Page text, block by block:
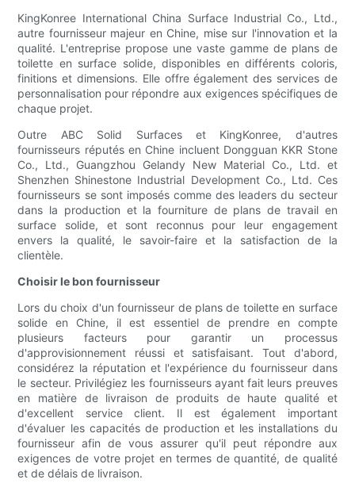
KingKonree International China Surface Industrial Co., Ltd.,
autre fournisseur majeur en Chine, mise sur l'innovation et la
qualité. L'entreprise propose une vaste gamme de plans de
toilette en surface solide, disponibles en différents coloris,
finitions et dimensions. Elle offre également des services de
personnalisation pour répondre aux exigences spécifiques de
chaque projet.
Outre ABC Solid Surfaces et KingKonree, d'autres
fournisseurs réputés en Chine incluent Dongguan KKR Stone
Co., Ltd., Guangzhou Gelandy New Material Co., Ltd. et
Shenzhen Shinestone Industrial Development Co., Ltd. Ces
fournisseurs se sont imposés comme des leaders du secteur
dans la production et la fourniture de plans de travail en
surface solide, et sont reconnus pour leur engagement
envers la qualité, le savoir-faire et la satisfaction de la
clientèle.
Choisir le bon fournisseur
Lors du choix d'un fournisseur de plans de toilette en surface
solide en Chine, il est essentiel de prendre en compte
plusieurs facteurs pour garantir un processus
d'approvisionnement réussi et satisfaisant. Tout d'abord,
considérez la réputation et l'expérience du fournisseur dans
le secteur. Privilégiez les fournisseurs ayant fait leurs preuves
en matière de livraison de produits de haute qualité et
d'excellent service client. Il est également important
d'évaluer les capacités de production et les installations du
fournisseur afin de vous assurer qu'il peut répondre aux
exigences de votre projet en termes de quantité, de qualité
et de délais de livraison.